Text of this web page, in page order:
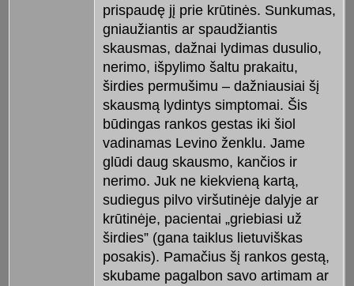
prispaudę jį prie krūtinės. Sunkumas,
gniaužiantis ar spaudžiantis
skausmas, dažnai lydimas dusulio,
nerimo, išpylimo šaltu prakaitu,
širdies permušimu – dažniausiai šį
skausmą lydintys simptomai. Šis
būdingas rankos gestas iki šiol
vadinamas Levino ženklu. Jame
glūdi daug skausmo, kančios ir
nerimo. Juk ne kiekvieną kartą,
sudiegus pilvo viršutinėje dalyje ar
krūtinėje, pacientai „griebiasi už
širdies” (gana taiklus lietuviškas
posakis). Pamačius šį rankos gestą,
skubame pagalbon savo artimam ar